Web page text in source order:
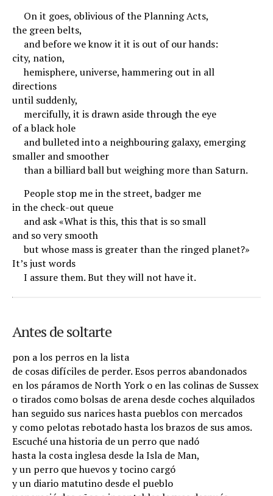
On it goes, oblivious of the Planning Acts,
the green belts,
and before we know it it is out of our hands:
city, nation,
hemisphere, universe, hammering out in all
directions
until suddenly,
mercifully, it is drawn aside through the eye
of a black hole
and bulleted into a neighbouring galaxy, emerging
smaller and smoother
than a billiard ball but weighing more than Saturn.
People stop me in the street, badger me
in the check-out queue
and ask «What is this, this that is so small
and so very smooth
but whose mass is greater than the ringed planet?»
It’s just words
I assure them. But they will not have it.
Antes de soltarte
pon a los perros en la lista
de cosas difíciles de perder. Esos perros abandonados
en los páramos de North York o en las colinas de Sussex
o tirados como bolsas de arena desde coches alquilados
han seguido sus narices hasta pueblos con mercados
y como pelotas rebotado hasta los brazos de sus amos.
Escuché una historia de un perro que nadó
hasta la costa inglesa desde la Isla de Man,
y un perro que huevos y tocino cargó
y un diario matutino desde el pueblo